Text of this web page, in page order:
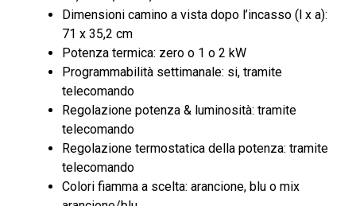
Dimensioni camino a vista dopo l’incasso (l x a):
71 x 35,2 cm
Potenza termica: zero o 1 o 2 kW
Programmabilità settimanale: si, tramite
telecomando
Regolazione potenza & luminosità: tramite
telecomando
Regolazione termostatica della potenza: tramite
telecomando
Colori fiamma a scelta: arancione, blu o mix